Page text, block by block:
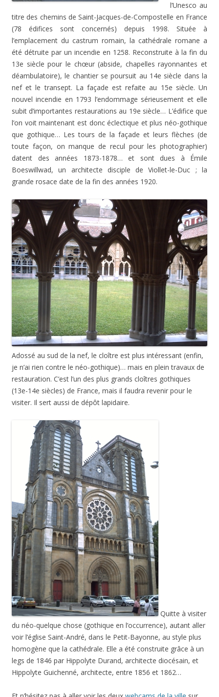
l’Unesco au
titre des chemins de Saint-Jacques-de-Compostelle en France
(78 édifices sont concernés) depuis 1998. Située à
l’emplacement du castrum romain, la cathédrale romane a
été détruite par un incendie en 1258. Reconstruite à la fin du
13e siècle pour le chœur (abside, chapelles rayonnantes et
déambulatoire), le chantier se poursuit au 14e siècle dans la
nef et le transept. La façade est refaite au 15e siècle. Un
nouvel incendie en 1793 l’endommage sérieusement et elle
subit d’importantes restaurations au 19e siècle… L’édifice que
l’on voit maintenant est donc éclectique et plus néo-gothique
que gothique… Les tours de la façade et leurs flèches (de
toute façon, on manque de recul pour les photographier)
datent des années 1873-1878… et sont dues à Émile
Boeswillwad, un architecte disciple de Viollet-le-Duc ; la
grande rosace date de la fin des années 1920.
Adossé au sud de la nef, le cloître est plus intéressant (enfin,
je n’ai rien contre le néo-gothique)… mais en plein travaux de
restauration. C’est l’un des plus grands cloîtres gothiques
(13e-14e siècles) de France, mais il faudra revenir pour le
visiter. Il sert aussi de dépôt lapidaire.
Quitte à visiter
du néo-quelque chose (gothique en l’occurrence), autant aller
voir l’église Saint-André, dans le Petit-Bayonne, au style plus
homogène que la cathédrale. Elle a été construite grâce à un
legs de 1846 par Hippolyte Durand, architecte diocésain, et
Hippolyte Guichenné, architecte, entre 1856 et 1862…